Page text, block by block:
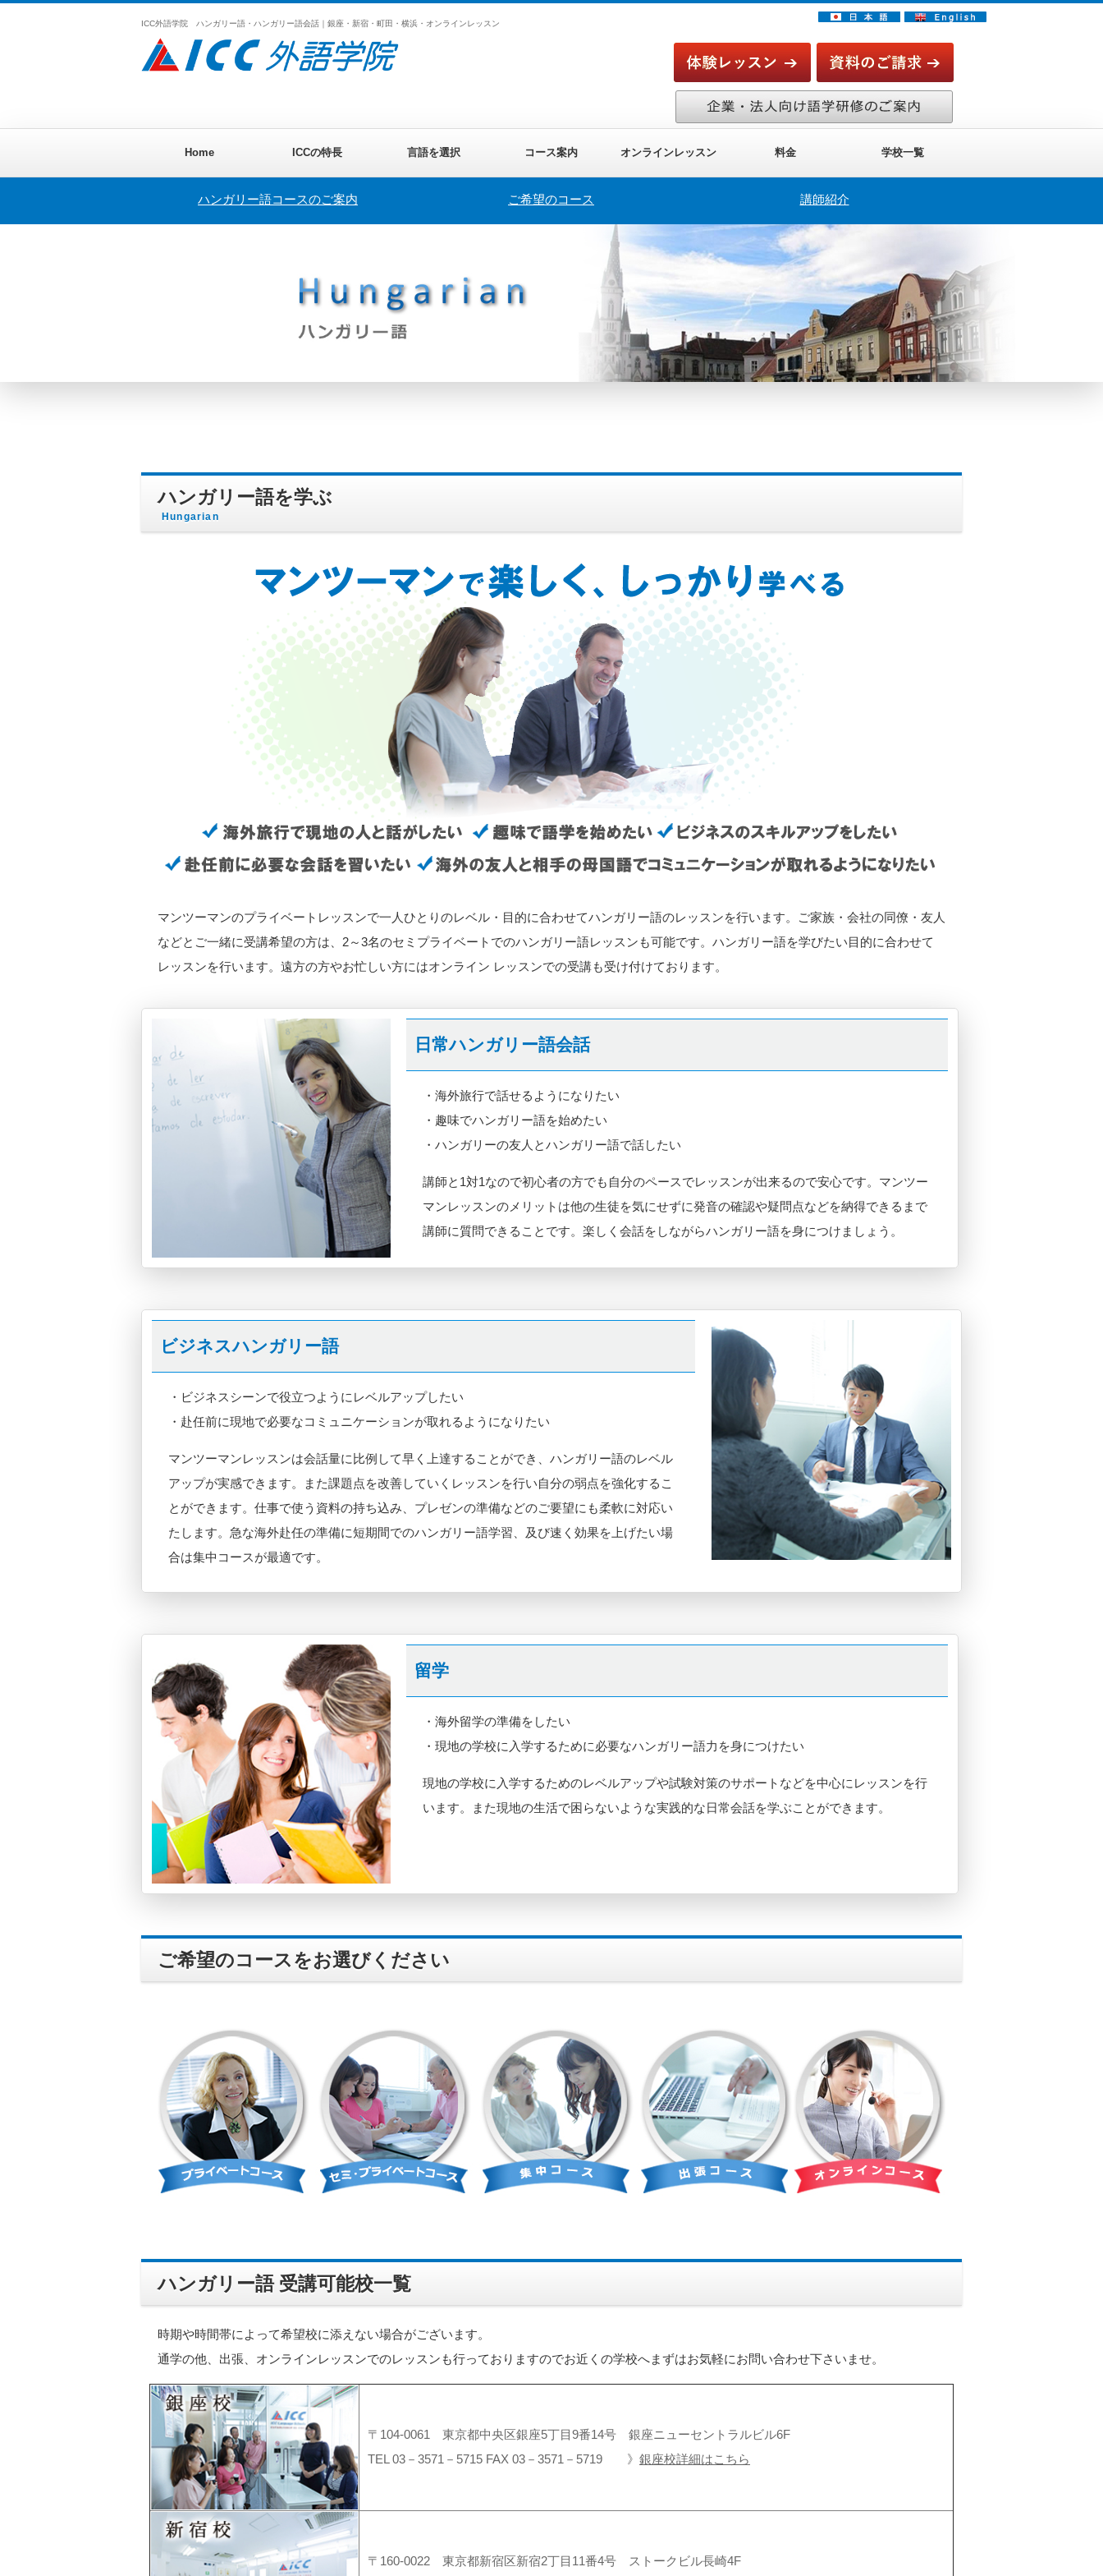
ICC外語学院 ハンガリー語・ハンガリー語会話｜銀座・新宿・町田・横浜・オンラインレッスン
Home ICCの特長 言語を選択 コース案内 オンラインレッスン 料金 学校一覧
ハンガリー語コースのご案内 ご希望のコース 講師紹介
ハンガリー語を学ぶ
Hungarian
マンツーマンのプライベートレッスンで一人ひとりのレベル・目的に合わせてハンガリー語のレッスンを行います。ご家族・会社の同僚・友人
などとご一緒に受講希望の方は、2～3名のセミプライベートでのハンガリー語レッスンも可能です。ハンガリー語を学びたい目的に合わせて
レッスンを行います。遠方の方やお忙しい方にはオンライン レッスンでの受講も受け付けております。
日常ハンガリー語会話
・海外旅行で話せるようになりたい
・趣味でハンガリー語を始めたい
・ハンガリーの友人とハンガリー語で話したい
講師と1対1なので初心者の方でも自分のペースでレッスンが出来るので安心です。マンツー
マンレッスンのメリットは他の生徒を気にせずに発音の確認や疑問点などを納得できるまで
講師に質問できることです。楽しく会話をしながらハンガリー語を身につけましょう。
ビジネスハンガリー語
・ビジネスシーンで役立つようにレベルアップしたい
・赴任前に現地で必要なコミュニケーションが取れるようになりたい
マンツーマンレッスンは会話量に比例して早く上達することができ、ハンガリー語のレベル
アップが実感できます。また課題点を改善していくレッスンを行い自分の弱点を強化するこ
とができます。仕事で使う資料の持ち込み、プレゼンの準備などのご要望にも柔軟に対応い
たします。急な海外赴任の準備に短期間でのハンガリー語学習、及び速く効果を上げたい場
合は集中コースが最適です。
留学
・海外留学の準備をしたい
・現地の学校に入学するために必要なハンガリー語力を身につけたい
現地の学校に入学するためのレベルアップや試験対策のサポートなどを中心にレッスンを行
います。また現地の生活で困らないような実践的な日常会話を学ぶことができます。
ご希望のコースをお選びください
ハンガリー語 受講可能校一覧
時期や時間帯によって希望校に添えない場合がございます。
通学の他、出張、オンラインレッスンでのレッスンも行っておりますのでお近くの学校へまずはお気軽にお問い合わせ下さいませ。
〒104-0061 東京都中央区銀座5丁目9番14号 銀座ニューセントラルビル6F
TEL 03－3571－5715 FAX 03－3571－5719 》 銀座校詳細はこちら
〒160-0022 東京都新宿区新宿2丁目11番4号 ストークビル長崎4F